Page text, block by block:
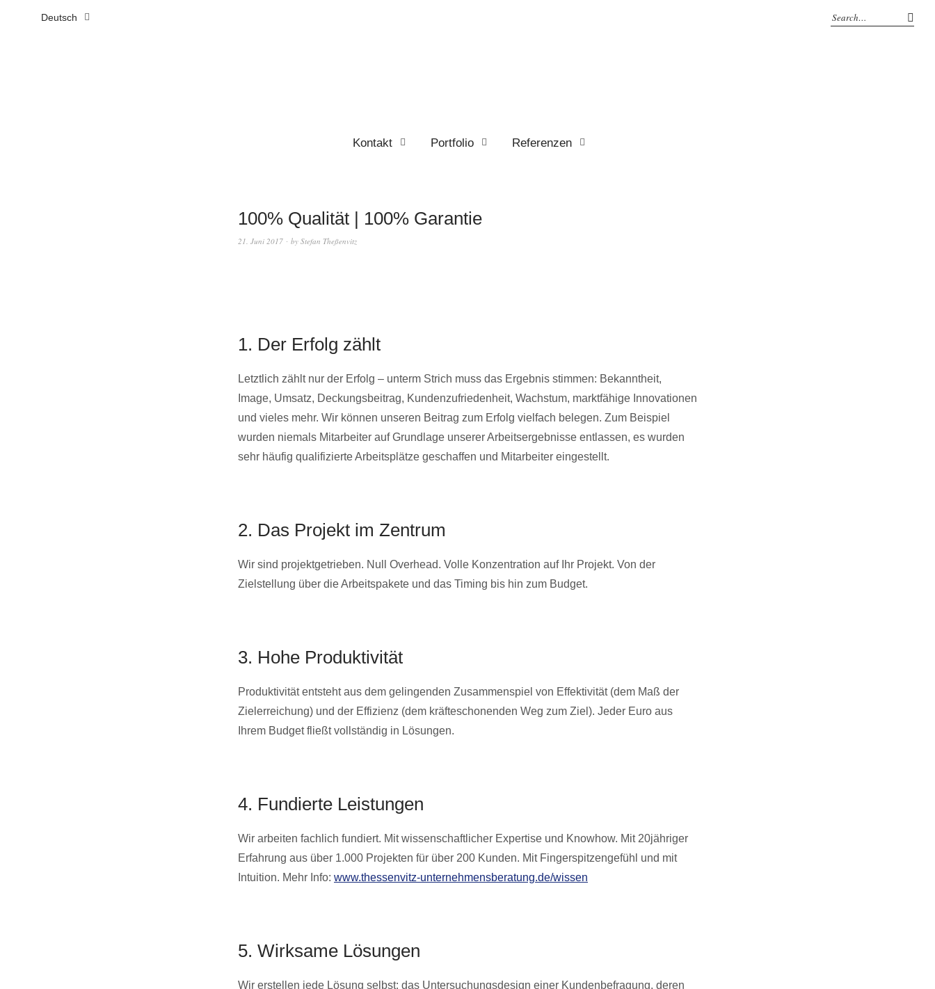
Deutsch
Kontakt Portfolio Referenzen
100% Qualität | 100% Garantie
21. Juni 2017 by Stefan Theßenvitz
1. Der Erfolg zählt
Letztlich zählt nur der Erfolg – unterm Strich muss das Ergebnis stimmen: Bekanntheit,
Image, Umsatz, Deckungsbeitrag, Kundenzufriedenheit, Wachstum, marktfähige Innovationen
und vieles mehr. Wir können unseren Beitrag zum Erfolg vielfach belegen. Zum Beispiel
wurden niemals Mitarbeiter auf Grundlage unserer Arbeitsergebnisse entlassen, es wurden
sehr häufig qualifizierte Arbeitsplätze geschaffen und Mitarbeiter eingestellt.
2. Das Projekt im Zentrum
Wir sind projektgetrieben. Null Overhead. Volle Konzentration auf Ihr Projekt. Von der
Zielstellung über die Arbeitspakete und das Timing bis hin zum Budget.
3. Hohe Produktivität
Produktivität entsteht aus dem gelingenden Zusammenspiel von Effektivität (dem Maß der
Zielerreichung) und der Effizienz (dem kräfteschonenden Weg zum Ziel). Jeder Euro aus
Ihrem Budget fließt vollständig in Lösungen.
4. Fundierte Leistungen
Wir arbeiten fachlich fundiert. Mit wissenschaftlicher Expertise und Knowhow. Mit 20jähriger
Erfahrung aus über 1.000 Projekten für über 200 Kunden. Mit Fingerspitzengefühl und mit
Intuition. Mehr Info: www.thessenvitz-unternehmensberatung.de/wissen
5. Wirksame Lösungen
Wir erstellen jede Lösung selbst: das Untersuchungsdesign einer Kundenbefragung, deren